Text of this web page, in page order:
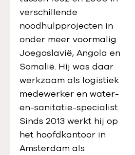
verschillende
noodhulpprojecten in
onder meer voormalig
Joegoslavië, Angola en
Somalië. Hij was daar
werkzaam als logistiek
medewerker en water-
en-sanitatie-specialist.
Sinds 2013 werkt hij op
het hoofdkantoor in
Amsterdam als